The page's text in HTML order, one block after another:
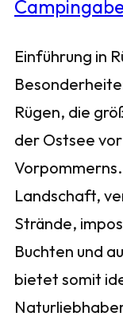
Einführung in
Rügen, die
der Ostsee
Landschaft,
Strände,
Buchten und
bietet somit